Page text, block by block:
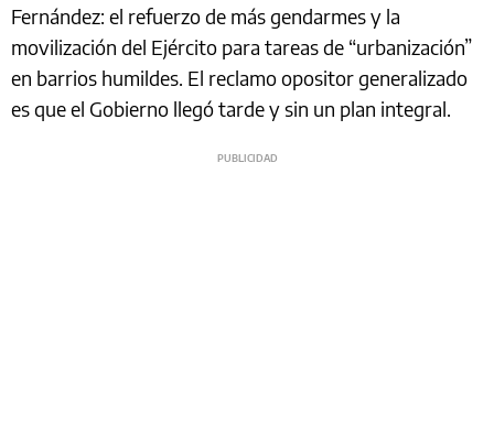
Fernández: el refuerzo de más gendarmes y la
movilización del Ejército para tareas de “urbanización”
en barrios humildes. El reclamo opositor generalizado
es que el Gobierno llegó tarde y sin un plan integral.